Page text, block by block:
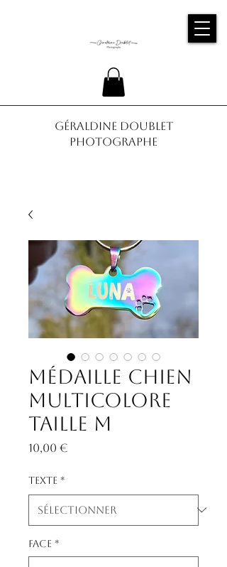
Géraldine Doublet
Photographe
Médaille chien
multicolore
taille M
10,00 €
Texte *
Face *